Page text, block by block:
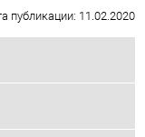
публикации: 11.02.2020